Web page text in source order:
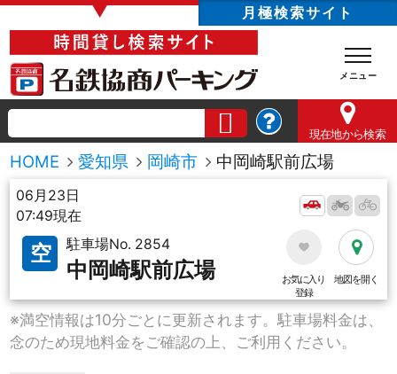
▼ 月極検索サイト
現在地から検索
HOME 愛知県 岡崎市 中岡崎駅前広場
06月23日
07:49現在
空 駐車場No. 2854
中岡崎駅前広場
お気に入り
登録
地図を開く
※満空情報は10分ごとに更新されます。駐車場料金は、
念のため現地料金をご確認の上、ご利用ください。